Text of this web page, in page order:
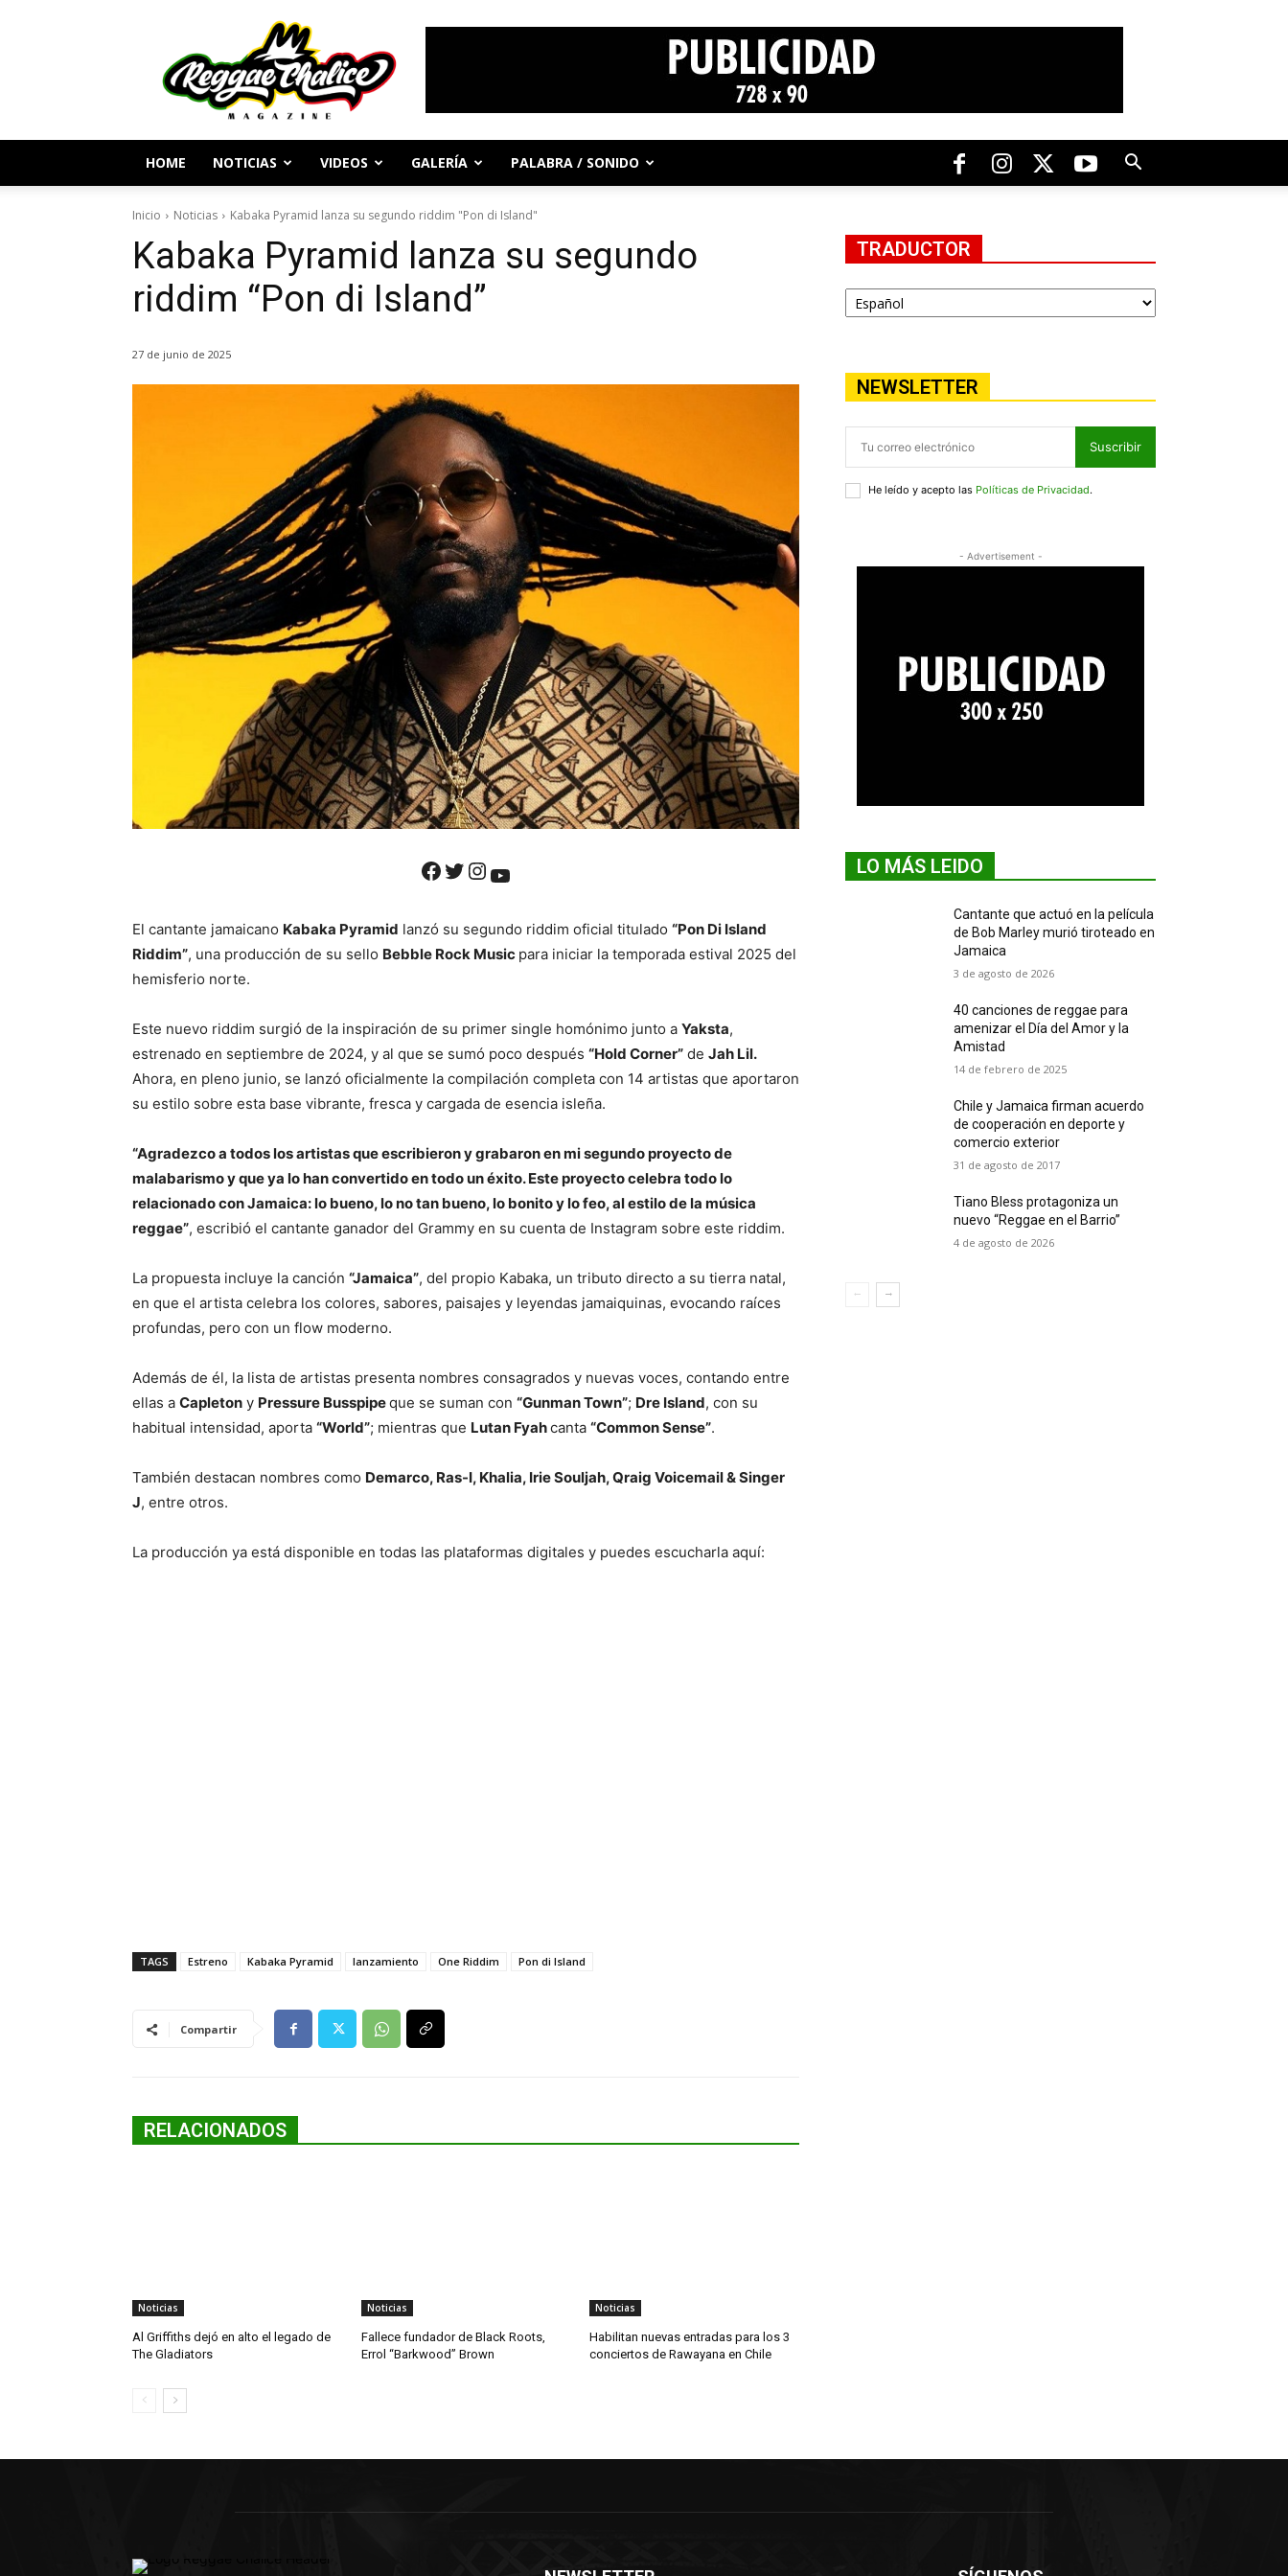
Periodismo
y
Cultura
Reggae
HOME NOTICIAS VIDEOS GALERÍA PALABRA / SONIDO
Inicio Noticias Kabaka Pyramid lanza su segundo riddim "Pon di Island"
Kabaka Pyramid lanza su segundo
riddim “Pon di Island”
27 de junio de 2025
Facebook Twitter Instagram YouTube
El cantante jamaicano Kabaka Pyramid lanzó su segundo riddim oficial titulado “Pon Di Island
Riddim”, una producción de su sello Bebble Rock Music para iniciar la temporada estival 2025 del
hemisferio norte.
Este nuevo riddim surgió de la inspiración de su primer single homónimo junto a Yaksta,
estrenado en septiembre de 2024, y al que se sumó poco después “Hold Corner” de Jah Lil.
Ahora, en pleno junio, se lanzó oficialmente la compilación completa con 14 artistas que aportaron
su estilo sobre esta base vibrante, fresca y cargada de esencia isleña.
“Agradezco a todos los artistas que escribieron y grabaron en mi segundo proyecto de
malabarismo y que ya lo han convertido en todo un éxito. Este proyecto celebra todo lo
relacionado con Jamaica: lo bueno, lo no tan bueno, lo bonito y lo feo, al estilo de la música
reggae”, escribió el cantante ganador del Grammy en su cuenta de Instagram sobre este riddim.
La propuesta incluye la canción “Jamaica”, del propio Kabaka, un tributo directo a su tierra natal,
en que el artista celebra los colores, sabores, paisajes y leyendas jamaiquinas, evocando raíces
profundas, pero con un flow moderno.
Además de él, la lista de artistas presenta nombres consagrados y nuevas voces, contando entre
ellas a Capleton y Pressure Busspipeque se suman con “Gunman Town”; Dre Island, con su
habitual intensidad, aporta “World”; mientras que Lutan Fyahcanta “Common Sense”.
También destacan nombres como Demarco, Ras-I, Khalia, Irie Souljah, Qraig Voicemail & Singer
J, entre otros.
La producción ya está disponible en todas las plataformas digitales y puedes escucharla aquí:
TAGS Estreno Kabaka Pyramid lanzamiento One Riddim Pon di Island
Compartir
RELACIONADOS
Noticias
Al Griffiths dejó en alto el legado de
The Gladiators
Noticias
Fallece fundador de Black Roots,
Errol “Barkwood” Brown
Noticias
Habilitan nuevas entradas para los 3
conciertos de Rawayana en Chile
TRADUCTOR
NEWSLETTER
Suscribir
He leído y acepto las Políticas de Privacidad.
- Advertisement -
LO MÁS LEIDO
Cantante que actuó en la película
de Bob Marley murió tiroteado en
Jamaica
3 de agosto de 2026
40 canciones de reggae para
amenizar el Día del Amor y la
Amistad
14 de febrero de 2025
Chile y Jamaica firman acuerdo
de cooperación en deporte y
comercio exterior
31 de agosto de 2017
Tiano Bless protagoniza un
nuevo “Reggae en el Barrio”
4 de agosto de 2026